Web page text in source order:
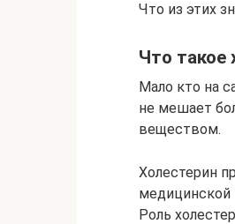
Что из этих
Что такое
Мало кто на
не мешает
веществом.
Холестерин
медицинской
Роль